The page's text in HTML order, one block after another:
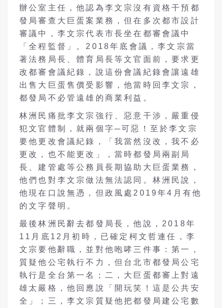
辦公室主任，他認為李文宗沒有資格干預都
發局審查大巨蛋案業務，但在多次都市設計
審議中，李文宗代表市長坐在都審會議中
「全程監督」。 2018年底會議，李文宗當
著法務局長、體育局長等文官面前，要求更
改都審會議紀錄，說這份會議紀錄會讓遠雄
出售大巨蛋售價受影響，他當時回李文宗，
都發局不必管遠雄的商業利益。
林洲民痛批李文宗強行、惡意干涉，嚴重侵
犯文官體制，就兩個字─可惡！至於李文宗
要他更改會議紀錄，「我當然沒改，我不必
更改，也不能更改」，當時都發局兩副局
長、建管處等公務員長期協助大巨蛋業務，
他們也對李文宗做法無法認同。林洲民說，
他現在口說無憑，但政風處 2019年4 月有他
的文字聲明。
最後林洲民辭去都發局長，他說， 2018年
11 月底 12 月初時，已確定柯文哲連任，李
文宗要他辭職，並對他咆哮三件事：第一，
質疑他公宅執行不力，但台北市都發局公宅
執行是全台第一名；二，大巨蛋都審上對遠
雄太嚴格，他回應說「開玩笑！這是公共安
全」；三，李文宗質疑他把都發局建公宅數